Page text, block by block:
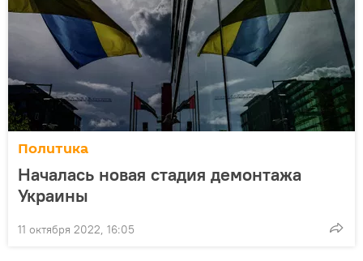
Политика
Началась новая стадия демонтажа
Украины
11 октября 2022, 16:05